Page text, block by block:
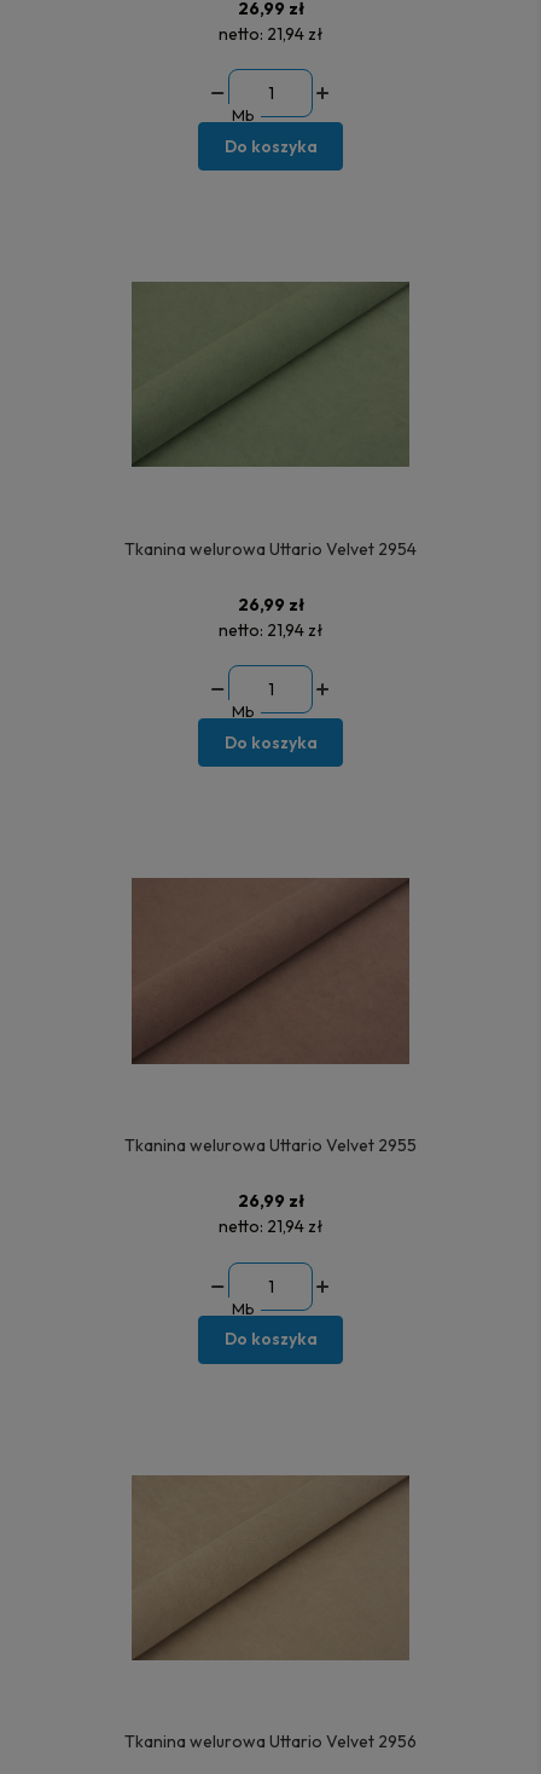
26,99 zł
netto: 21,94 zł
Mb
Do koszyka
Tkanina welurowa Uttario Velvet 2954
26,99 zł
netto: 21,94 zł
Mb
Do koszyka
Tkanina welurowa Uttario Velvet 2955
26,99 zł
netto: 21,94 zł
Mb
Do koszyka
Tkanina welurowa Uttario Velvet 2956